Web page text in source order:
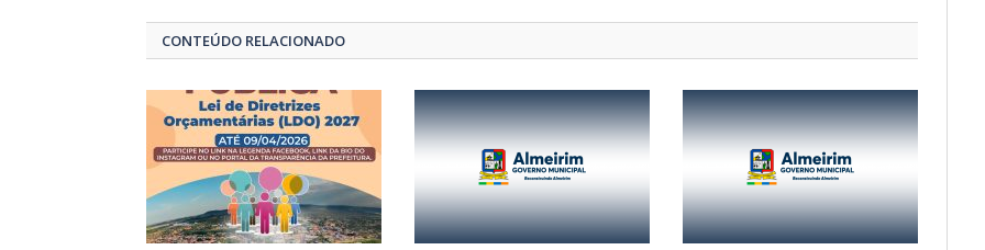
CONTEÚDO RELACIONADO